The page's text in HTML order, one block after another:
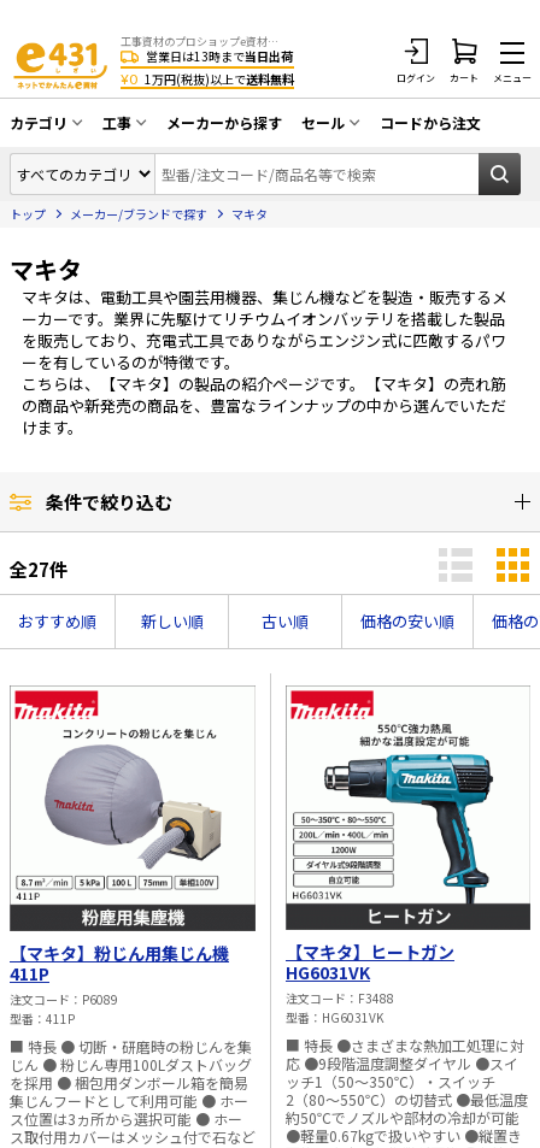
工事資材のプロショップe資材 CATV・アンテナ・防犯・光・LAN・電気・空調工事など
営業日は13時まで当日出荷
¥0 1万円(税抜)以上で送料無料 ログイン カート メニュー
カテゴリ
同軸ケーブル／テレビ用接栓／関連工具
アンテナ・取付金具・ブースター／CATV
配線補助具（モール・結束バンド・テー
プ類 他）
防犯工事関連
HDMIケーブル・周辺機器／RCAケーブル
電話線／コネクタ／アダプタ
LANケーブル・コネクタ・関連資材/機器
ネットワーク機器
エアコン・換気扇・空調資材
太陽光発電ケーブル・コネクタ・関連資
材/機器
ーカ
照明・照明器具
電源タップ・延長コード
スイッチ・コンセント（配線器具）
PF管/FEP管/CD管/情報線保護管
ボックス・ビニル電線管付属品・引き込
みカバー
工具関連
その他
e431オリジナル
工事
CATV・アンテナ工事
光工事・FTTH工事
防犯カメラ工事
LAN配線工事
電話工事
照明設置工事
ホテル・病院向け
メーカーから探す セール
在庫一掃セール
コードから注文
トップ メーカー/ブランドで探す マキタ
マキタ
マキタは、電動工具や園芸用機器、集じん機などを製造・販売するメ
ーカーです。業界に先駆けてリチウムイオンバッテリを搭載した製品
を販売しており、充電式工具でありながらエンジン式に匹敵するパワ
ーを有しているのが特徴です。
こちらは、【マキタ】の製品の紹介ページです。【マキタ】の売れ筋
の商品や新発売の商品を、豊富なラインナップの中から選んでいただ
けます。
条件で絞り込む
全27件
おすすめ順 新しい順 古い順 価格の安い順 価格
【マキタ】粉じん用集じん機
411P
注文コード
P6089
型番
411P
■ 特長 ● 切断・研磨時の粉じんを集
じん ● 粉じん専用100Lダストバッグ
を採用 ● 梱包用ダンボール箱を簡易
集じんフードとして利用可能 ● ホー
ス位置は3ヵ所から選択可能 ● ホー
ス取付用カバーはメッシュ付で石など
【マキタ】ヒートガン
HG6031VK
注文コード
F3488
型番
HG6031VK
■ 特長 ●さまざまな熱加工処理に対
応 ●9段階温度調整ダイヤル ●スイ
ッチ1（50～350℃）・スイッチ
2（80～550℃）の切替式 ●最低温度
約50℃でノズルや部材の冷却が可能
●軽量0.67kgで扱いやすい ●縦置き